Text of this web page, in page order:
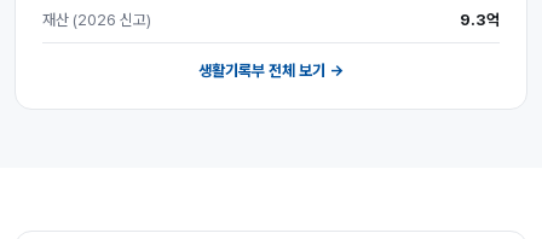
재산 (2026 신고) 9.3억
생활기록부 전체 보기 →